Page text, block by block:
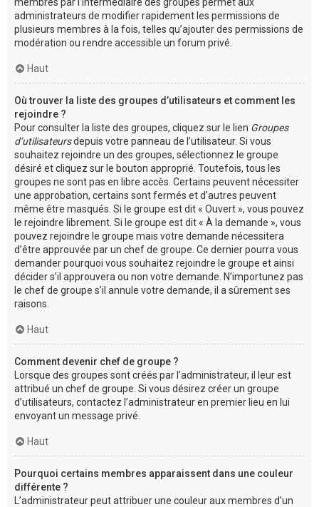
administrateurs de modifier rapidement les permissions de
plusieurs membres à la fois, telles qu’ajouter des permissions de
modération ou rendre accessible un forum privé.
Haut
Où trouver la liste des groupes d’utilisateurs et comment les
rejoindre ?
Pour consulter la liste des groupes, cliquez sur le lien Groupes
d’utilisateursdepuis votre panneau de l’utilisateur. Si vous
souhaitez rejoindre un des groupes, sélectionnez le groupe
désiré et cliquez sur le bouton approprié. Toutefois, tous les
groupes ne sont pas en libre accès. Certains peuvent nécessiter
une approbation, certains sont fermés et d’autres peuvent
même être masqués. Si le groupe est dit « Ouvert », vous pouvez
le rejoindre librement. Si le groupe est dit « À la demande », vous
pouvez rejoindre le groupe mais votre demande nécessitera
d’être approuvée par un chef de groupe. Ce dernier pourra vous
demander pourquoi vous souhaitez rejoindre le groupe et ainsi
décider s’il approuvera ou non votre demande. N’importunez pas
le chef de groupe s’il annule votre demande, il a sûrement ses
raisons.
Haut
Comment devenir chef de groupe ?
Lorsque des groupes sont créés par l’administrateur, il leur est
attribué un chef de groupe. Si vous désirez créer un groupe
d’utilisateurs, contactez l’administrateur en premier lieu en lui
envoyant un message privé.
Haut
Pourquoi certains membres apparaissent dans une couleur
différente ?
L’administrateur peut attribuer une couleur aux membres d’un